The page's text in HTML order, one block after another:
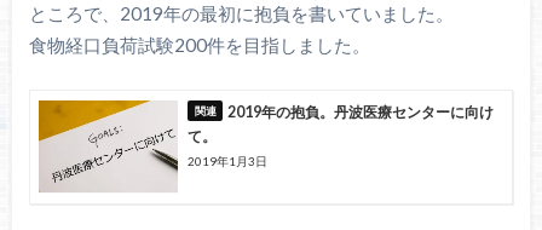
ところで、2019年の最初に抱負を書いていました。
食物経口負荷試験200件を目指しました。
2019年の抱負。丹波医療センターに向け
て。
2019年1月3日